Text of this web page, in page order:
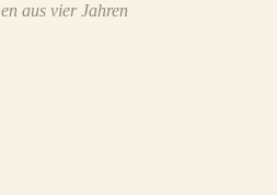
aus vier Jahren